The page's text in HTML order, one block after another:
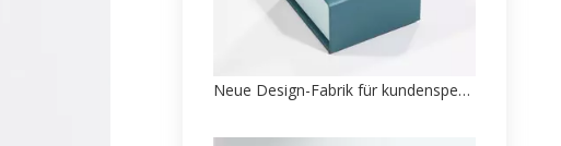
Neue Design-Fabrik für kundenspezifische Armreif-Box-Papierverpackungen